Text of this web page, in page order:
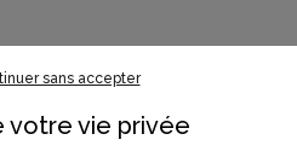
sans accepter
vie privée